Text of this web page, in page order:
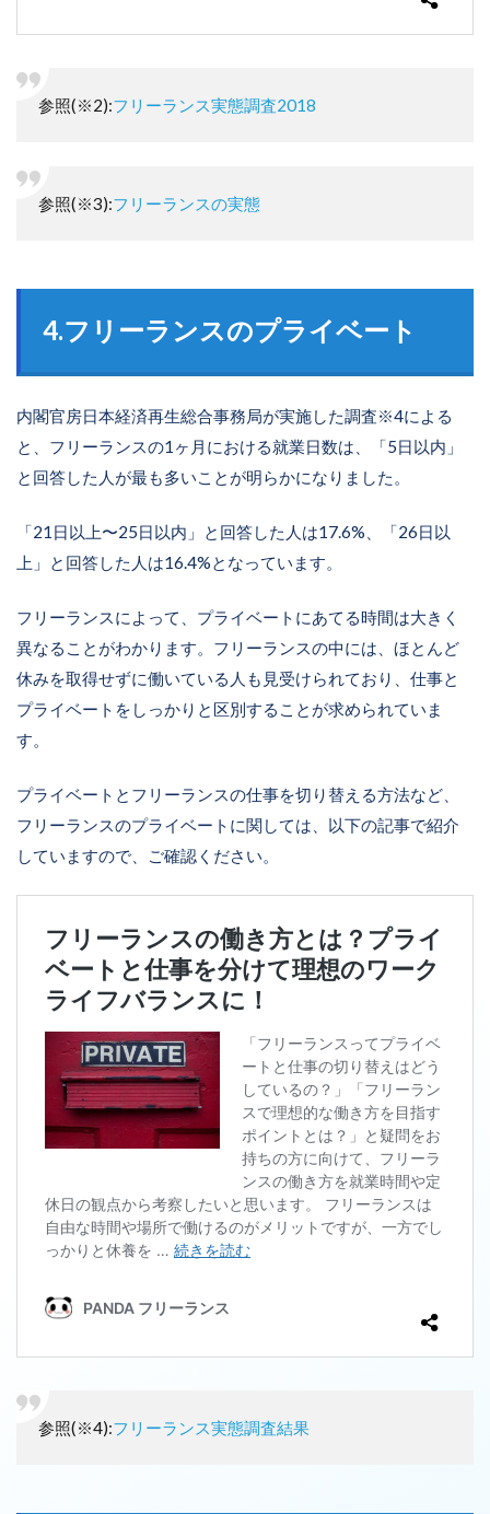
参照(※2):フリーランス実態調査2018
参照(※3):フリーランスの実態
4.フリーランスのプライベート
内閣官房日本経済再生総合事務局が実施した調査※4による
と、フリーランスの1ヶ月における就業日数は、「5日以内」
と回答した人が最も多いことが明らかになりました。
「21日以上〜25日以内」と回答した人は17.6%、「26日以
上」と回答した人は16.4%となっています。
フリーランスによって、プライベートにあてる時間は大きく
異なることがわかります。フリーランスの中には、ほとんど
休みを取得せずに働いている人も見受けられており、仕事と
プライベートをしっかりと区別することが求められていま
す。
プライベートとフリーランスの仕事を切り替える方法など、
フリーランスのプライベートに関しては、以下の記事で紹介
していますので、ご確認ください。
参照(※4):フリーランス実態調査結果